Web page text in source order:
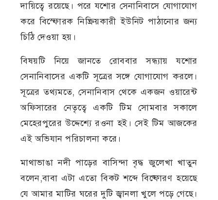
দায়িত্বে রয়েছে। পরে যশোর সেনানিবাসে যোগাযোগ
করে বিস্ফোরক নিষ্ক্রিয়কারী ইউনিট পাঠানোর জন্য
চিঠি দেওয়া হয়।
বিষয়টি নিয়ে জানতে রোববার সন্ধ্যায় যশোর
সেনানিবাসের একটি সূত্রের সঙ্গে যোগাযোগ করলে।
সূত্রের তথ্যমতে, সেনানিবাস থেকে একজন ওয়ারেন্ট
অফিসারের নেতৃত্বে একটি টিম সোমবার সকালে
মেহেরপুরের উদ্দেশ্যে রওনা হই। সেই টিম আজকের
এই অভিযান পরিচালনা করে।
মাথাভাঙা নদী পাড়ের বাসিন্দা বৃদ্ধ জুলেখা খাতুন
বলেন,বাবা এটা এতো বিকট শব্দে বিষ্ফোরণ হয়েছে
যে আমার মাটির ঘরের দুটি জ্বানলা খুলে পড়ে গেছে।